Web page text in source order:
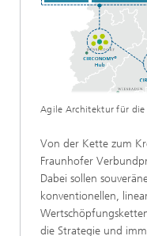
Agile Architektur für die
Von der Kette zum
Fraunhofer
Dabei sollen
konventionellen,
die Strategie und